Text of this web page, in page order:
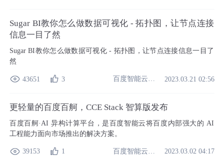
Sugar BI教你怎么做数据可视化 - 拓扑图，让节点连接
信息一目了然
Sugar BI教你怎么做数据可视化 - 拓扑图，让节点连接信息一目了
然
43651 3 百度智能云开发者中心 2023.03.21 02:56
更轻量的百度百舸，CCE Stack 智算版发布
百度百舸·AI 异构计算平台，是百度智能云将百度内部强大的 AI
工程能力面向市场推出的解决方案。
39153 1 2023.03.02 04:17